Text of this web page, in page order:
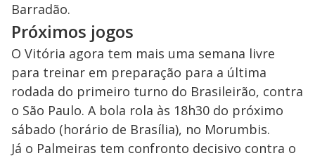
Barradão.
Próximos jogos
O Vitória agora tem mais uma semana livre
para treinar em preparação para a última
rodada do primeiro turno do Brasileirão, contra
o São Paulo. A bola rola às 18h30 do próximo
sábado (horário de Brasília), no Morumbis.
Já o Palmeiras tem confronto decisivo contra o